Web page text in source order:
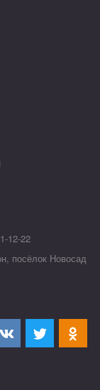
12-22
посёлок Новосад